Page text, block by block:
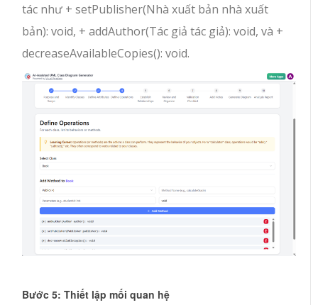
tác như + setPublisher(Nhà xuất bản nhà xuất
bản): void, + addAuthor(Tác giả tác giả): void, và +
decreaseAvailableCopies(): void.
Bước 5: Thiết lập mối quan hệ